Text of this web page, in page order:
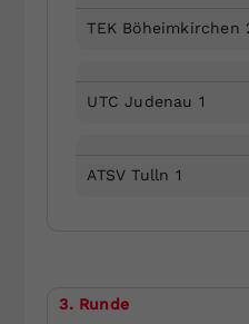
TEK Böheimkirchen
UTC Judenau 1
ATSV Tulln 1
3. Runde